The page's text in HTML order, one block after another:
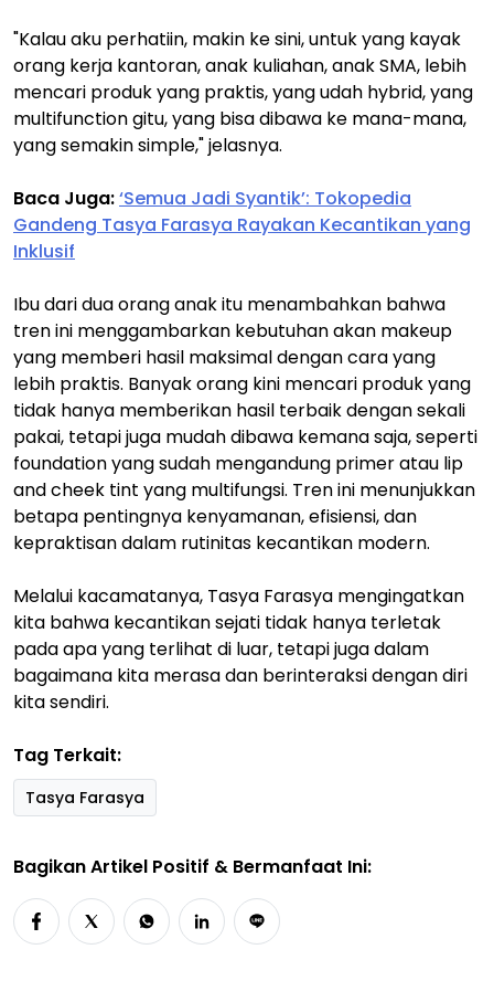
"Kalau aku perhatiin, makin ke sini, untuk yang kayak
orang kerja kantoran, anak kuliahan, anak SMA, lebih
mencari produk yang praktis, yang udah hybrid, yang
multifunction gitu, yang bisa dibawa ke mana-mana,
yang semakin simple," jelasnya.
Baca Juga:‘Semua Jadi Syantik’: Tokopedia
Gandeng Tasya Farasya Rayakan Kecantikan yang
Inklusif
Ibu dari dua orang anak itu menambahkan bahwa
tren ini menggambarkan kebutuhan akan makeup
yang memberi hasil maksimal dengan cara yang
lebih praktis. Banyak orang kini mencari produk yang
tidak hanya memberikan hasil terbaik dengan sekali
pakai, tetapi juga mudah dibawa kemana saja, seperti
foundation yang sudah mengandung primer atau lip
and cheek tint yang multifungsi. Tren ini menunjukkan
betapa pentingnya kenyamanan, efisiensi, dan
kepraktisan dalam rutinitas kecantikan modern.
Melalui kacamatanya, Tasya Farasya mengingatkan
kita bahwa kecantikan sejati tidak hanya terletak
pada apa yang terlihat di luar, tetapi juga dalam
bagaimana kita merasa dan berinteraksi dengan diri
kita sendiri.
Tag Terkait:
Tasya Farasya
Bagikan Artikel Positif & Bermanfaat Ini: